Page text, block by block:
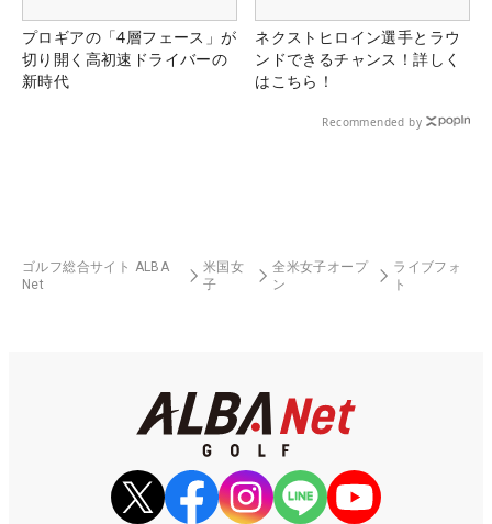
プロギアの「4層フェース」が
切り開く高初速ドライバーの
新時代
ネクストヒロイン選手とラウ
ンドできるチャンス！詳しく
はこちら！
Recommended by
ゴルフ総合サイト ALBA
Net
米国女
子
全米女子オープ
ン
ライブフォ
ト